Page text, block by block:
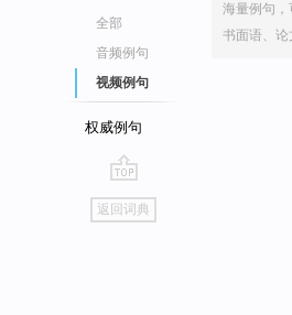
全部
音频例句
视频例句
权威例句
go
top
返回词典
海量例句，
书面语、论